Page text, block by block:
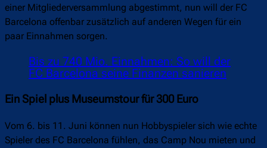
einer Mitgliederversammlung abgestimmt, nun will der FC
Barcelona offenbar zusätzlich auf anderen Wegen für ein
paar Einnahmen sorgen.
Bis zu 740 Mio. Einnahmen: So will der
FC Barcelona seine Finanzen sanieren
Ein Spiel plus Museumstour für 300 Euro
Vom 6. bis 11. Juni können nun Hobbyspieler sich wie echte
Spieler des FC Barcelona fühlen, das Camp Nou mieten und